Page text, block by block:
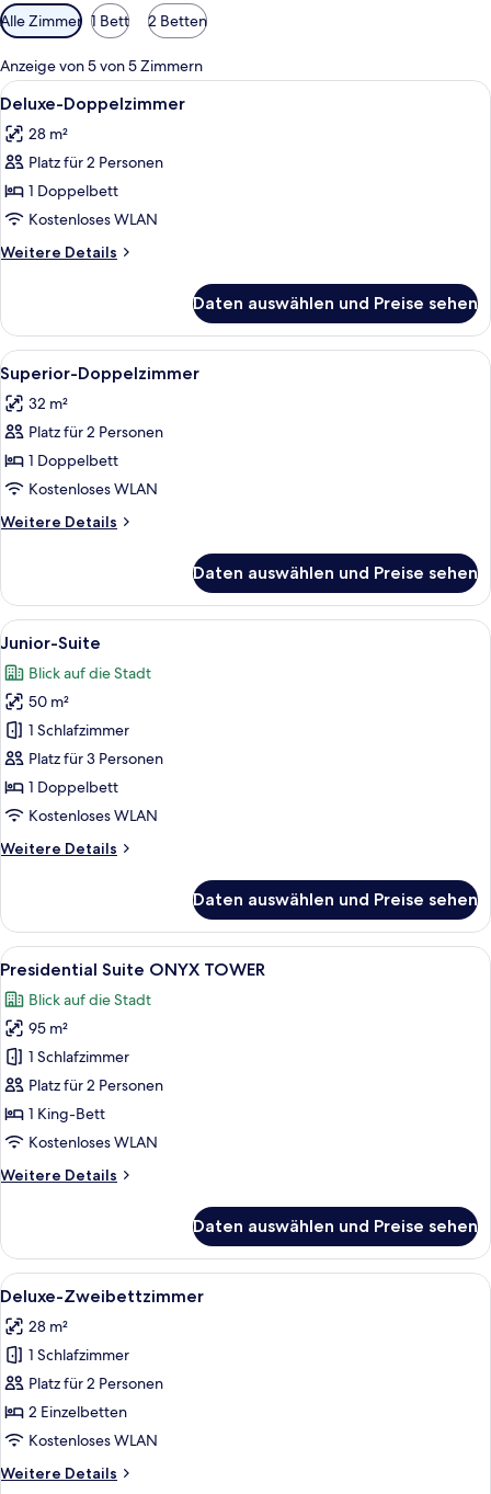
Verfügbare
Filter
für
Zimmer
Alle Zimmer 1 Bett 2 Betten
Anzeige von 5 von 5 Zimmern
Alle
Fotos
für
Deluxe-
Doppelzimmer
anzeigen
Ein modernes Badezimmer mit
3
Deluxe-Doppelzimmer
28 m²
Platz für 2 Personen
1 Doppelbett
Kostenloses WLAN
Weitere Details
Weitere
Doppelzimmer
Daten auswählen und Preise sehen
Alle
Fotos
für
Superior-
Doppelzimmer
anzeigen
Ein Hotelzimmer mit einem großen
3
Superior-Doppelzimmer
32 m²
Platz für 2 Personen
1 Doppelbett
Kostenloses WLAN
Weitere Details
Weitere
Doppelzimmer
Daten auswählen und Preise sehen
Alle
Fotos
für
Junior-
Suite
anzeigen
Ein Zimmer mit Blick auf ein Dom,
5
Junior-Suite
Blick auf die Stadt
50 m²
1 Schlafzimmer
Platz für 3 Personen
1 Doppelbett
Kostenloses WLAN
Weitere Details
Weitere
Suite
Daten auswählen und Preise sehen
Alle
Fotos
für
Presidential
Suite
ONYX
TOWER
anzeigen
Ein Zimmer mit Holzboden, einem
1
Presidential Suite ONYX TOWER
Blick auf die Stadt
95 m²
1 Schlafzimmer
Platz für 2 Personen
1 King-Bett
Kostenloses WLAN
Weitere Details
Weitere
Suite
ONYX
TOWER
Daten auswählen und Preise sehen
Alle
Fotos
für
Deluxe-
Zweibettzimmer
anzeigen
Ein Hotelzimmer mit Bett, zwei
1
Deluxe-Zweibettzimmer
28 m²
1 Schlafzimmer
Platz für 2 Personen
2 Einzelbetten
Kostenloses WLAN
Weitere Details
Weitere